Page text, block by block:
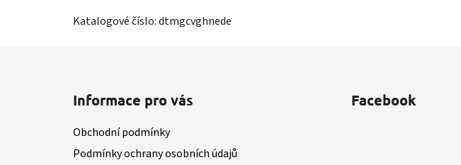
Katalogové číslo: dtmgcvghnede
Informace pro vás
Obchodní podmínky
Podmínky ochrany osobních údajů
Facebook